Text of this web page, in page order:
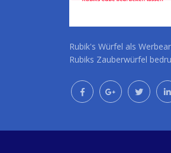
Rubik's Würfel als
Rubiks Zauberwürfel